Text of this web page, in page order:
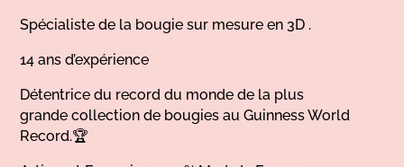
Spécialiste de la bougie sur mesure en 3D .
14 ans d’expérience
Détentrice du record du monde de la plus
grande collection de bougies au Guinness World
Record.🏆